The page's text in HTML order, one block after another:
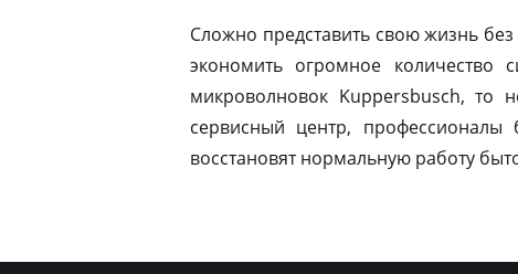
Сложно представить свою жизнь
экономить огромное количество
микроволновок Kuppersbusch, то
сервисный центр, профессионалы
восстановят нормальную работу